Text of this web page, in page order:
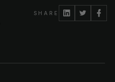
SHARE